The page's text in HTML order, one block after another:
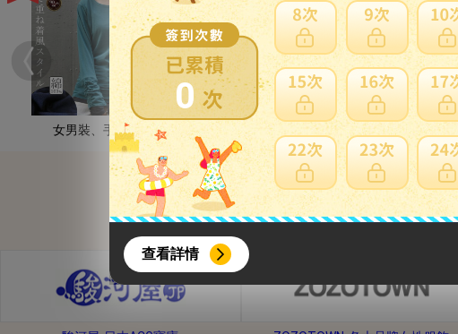
0
查看詳情
女男裝、手錶配件 男裝